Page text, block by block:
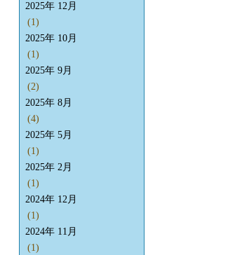
2025年 12月
(1)
2025年 10月
(1)
2025年 9月
(2)
2025年 8月
(4)
2025年 5月
(1)
2025年 2月
(1)
2024年 12月
(1)
2024年 11月
(1)